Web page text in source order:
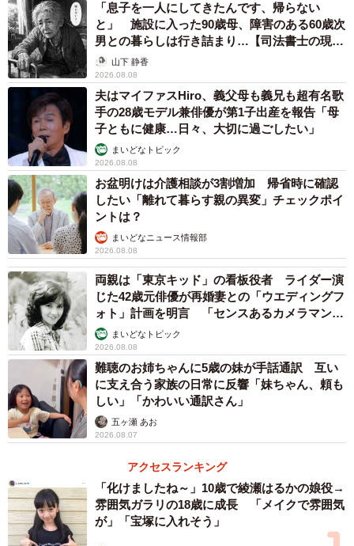
「息子を一人にしてきたんです、帰らない
と」 施設に入った90歳母、障害のある60歳次
男との暮らしは行き詰まり…【司法書士の現場
から】山下 静香
2026.08.08
夫はマイファスHiro、義父母も義兄も超有名歌
手の28歳モデル兼俳優が第1子出産を報告「母
子ともに健康…日々、大切に過ごしたい」
まいどなトピック
2026.08.08
お盆明けは介護相談が3割増加 帰省時に確認
したい「離れて暮らす親の異変」チェックポイ
ントは？
まいどなニュース情報部
2026.08.08
両親は「東京キッド」の看板役者 ライダー演
じた42歳元俳優が再婚妻との「ウエディングフ
ォト」計画を明言 「センスあるカメラマン求
む」まいどなトピック
2026.08.08
難聴のお姉ちゃんに5歳の妹が手話通訳 互い
に支え合う家族の日常に反響「妹ちゃん、頼も
しい」「かわいい通訳さん」
五ヶ瀬 あお
2026.08.07
アクセスランキング
「化けましたね～」10歳で綾瀬はるかの娘役→
雰囲気ガラリの18歳に成長 「メイクで雰囲気
が」「宝塚に入れそう」